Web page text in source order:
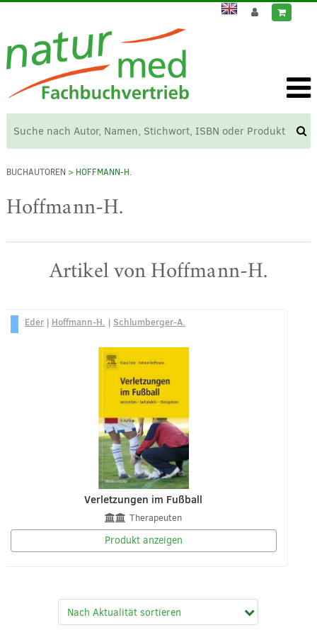
BUCHAUTOREN > HOFFMANN-H.
Hoffmann-H.
Artikel von Hoffmann-H.
Eder| Hoffmann-H. | Schlumberger-A.
Verletzungen im Fußball
Therapeuten
Produkt anzeigen